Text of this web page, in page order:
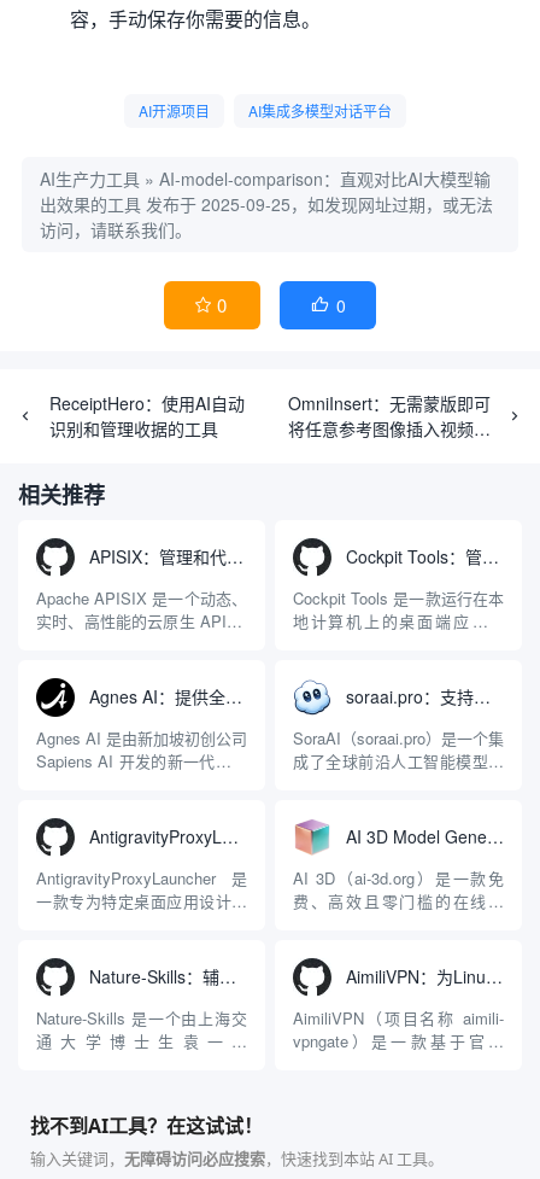
容，手动保存你需要的信息。
AI开源项目 AI集成多模型对话平台
AI生产力工具 » AI-model-comparison：直观对比AI大模型输
出效果的工具 发布于 2025-09-25，如发现网址过期，或无法
访问，请联系我们。
 0  0
ReceiptHero：使用AI自动
识别和管理收据的工具
OmniInsert：无需蒙版即可
将任意参考图像插入视频的
相关推荐
APISIX：管理和代理API及大模型流量的高性能网关
Apache APISIX 是一个动态、
实时、高性能的云原生 API 网
LuaJIT 构建，并在 2019 年作
为顶级开源项目捐赠给
Apache 软件基金会。APISIX
彻底摒...
Cockpit Tools：管理多个AI编程IDE账号与配置多开独立实例的本地桌面应用
Cockpit Tools 是一款运行在本
地计算机上的桌面端应用程
程助手的账号与运行环境而设
计。它目前支持包括
Antigravity IDE、Codex、
GitHub Copilo...
Agnes AI：提供全模态模型免费API、支持图文视频生成与复杂工程执行的智能体平台
Agnes AI 是由新加坡初创公司
Sapiens AI 开发的新一代多模
限制，提供集文本、图像、视
频生成于一体的“全模态”大模
型能力。平台的核心产品矩阵
包括主打自动化工作流的
soraai.pro：支持多模型文字转视频和图像生成的在线创作工具
SoraAI（soraai.pro）是一个集
成了全球前沿人工智能模型的
者、营销人员及广大用户提供
一站式、开箱即用的视觉内容
生成解决方案。网站的核心优
势在于其强大的多模型聚合能
AntigravityProxyLauncher：免TUN全局代理使用Antigravity IDE
AntigravityProxyLauncher 是
一款专为特定桌面应用设计的
Windows 平台。当用户使用桌
面版 Gemini 客户端或
Antigravity IDE ...
AI 3D Model Generator：通过文本和图像快速生成3D模型的在线工具
AI 3D（ai-3d.org）是一款免
费、高效且零门槛的在线AI
动Seed 3D两大行业领先的AI
模型架构，致力于帮助用户无
需掌握复杂的3D拓扑知识或昂
贵的专业软件，即可在...
Nature-Skills：辅助撰写学术论文和绘制科研图表的智能体插件
Nature-Skills 是一个由上海交
通大学博士生袁一哲
Nature、Science、Cell 等）
的论文撰写与发表流程设计。
AimiliVPN：为Linux提供纯净出站家庭IP的VPN代理网关
AimiliVPN（项目名称 aimili-
vpngate）是一款基于官方
纯 Python 标准库编写，用户
找不到AI工具？在这试试！
输入关键词， 无障碍访问必应搜索，快速找到本站 AI 工具。